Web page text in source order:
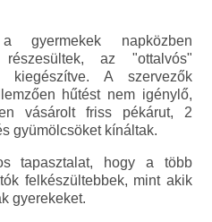
gyermekek napközben
részesültek, az "ottalvós"
kiegészítve. A szervezők
hűtést nem igénylő,
vásárolt friss pékárut, 2
gyümölcsöket kínáltak.
tapasztalat, hogy a több
felkészültebbek, mint akik
gyerekeket.